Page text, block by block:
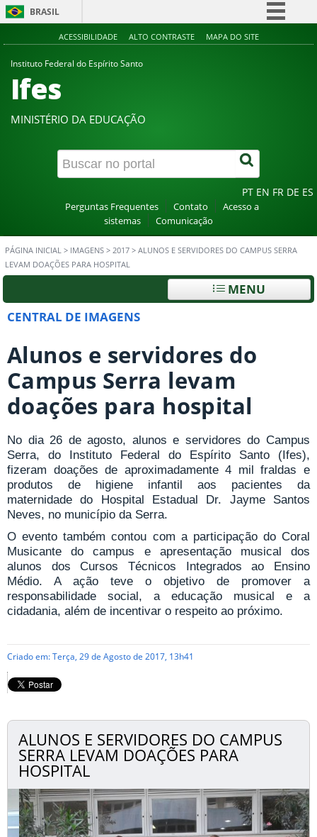
BRASIL
Simplifique!
Canais
ACESSIBILIDADE ALTO CONTRASTE MAPA DO SITE
Instituto Federal do Espírito Santo
Ifes
MINISTÉRIO DA EDUCAÇÃO
PT EN FR DE ES
Perguntas Frequentes Contato
Acesso a
sistemas
Comunicação
PÁGINA INICIAL > IMAGENS > 2017 > ALUNOS E SERVIDORES DO CAMPUS SERRA
LEVAM DOAÇÕES PARA HOSPITAL
MENU
CENTRAL DE IMAGENS
Alunos e servidores do
Campus Serra levam
doações para hospital
No dia 26 de agosto, alunos e servidores do Campus
Serra, do Instituto Federal do Espírito Santo (Ifes),
fizeram doações de aproximadamente 4 mil fraldas e
produtos de higiene infantil aos pacientes da
maternidade do Hospital Estadual Dr. Jayme Santos
Neves, no município da Serra.
O evento também contou com a participação do Coral
Musicante do campus e apresentação musical dos
alunos dos Cursos Técnicos Integrados ao Ensino
Médio. A ação teve o objetivo de promover a
responsabilidade social, a educação musical e a
cidadania, além de incentivar o respeito ao próximo.
Criado em: Terça, 29 de Agosto de 2017, 13h41
ALUNOS E SERVIDORES DO CAMPUS
SERRA LEVAM DOAÇÕES PARA
HOSPITAL